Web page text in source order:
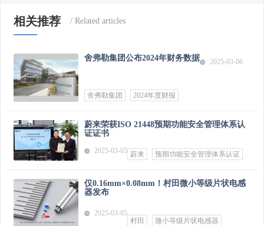
相关推荐
舍弗勒集团公布2024年财务数据 2025-03-06
舍弗勒集团 2024年度财报
蔚来荣获ISO 21448预期功能安全管理体系认
证证书
2025-03-05 蔚来 预期功能安全管理体系认证
仅0.16mm×0.08mm！村田微小等级片状电感
器发布
2025-03-05
村田
微小等级片状电感器